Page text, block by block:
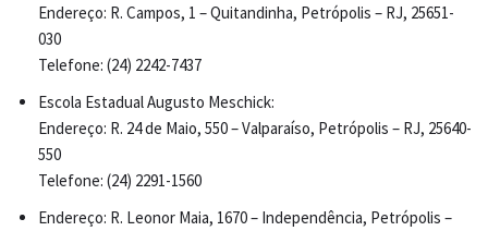
Endereço: R. Campos, 1 – Quitandinha, Petrópolis – RJ, 25651-
030
Telefone: (24) 2242-7437
Escola Estadual Augusto Meschick:
Endereço: R. 24 de Maio, 550 – Valparaíso, Petrópolis – RJ, 25640-
550
Telefone: (24) 2291-1560
Endereço: R. Leonor Maia, 1670 – Independência, Petrópolis –